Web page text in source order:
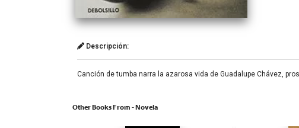
Descripción:
Canción de tumba narra la azarosa vida de Guadalupe Chávez,
Other Books From - Novela